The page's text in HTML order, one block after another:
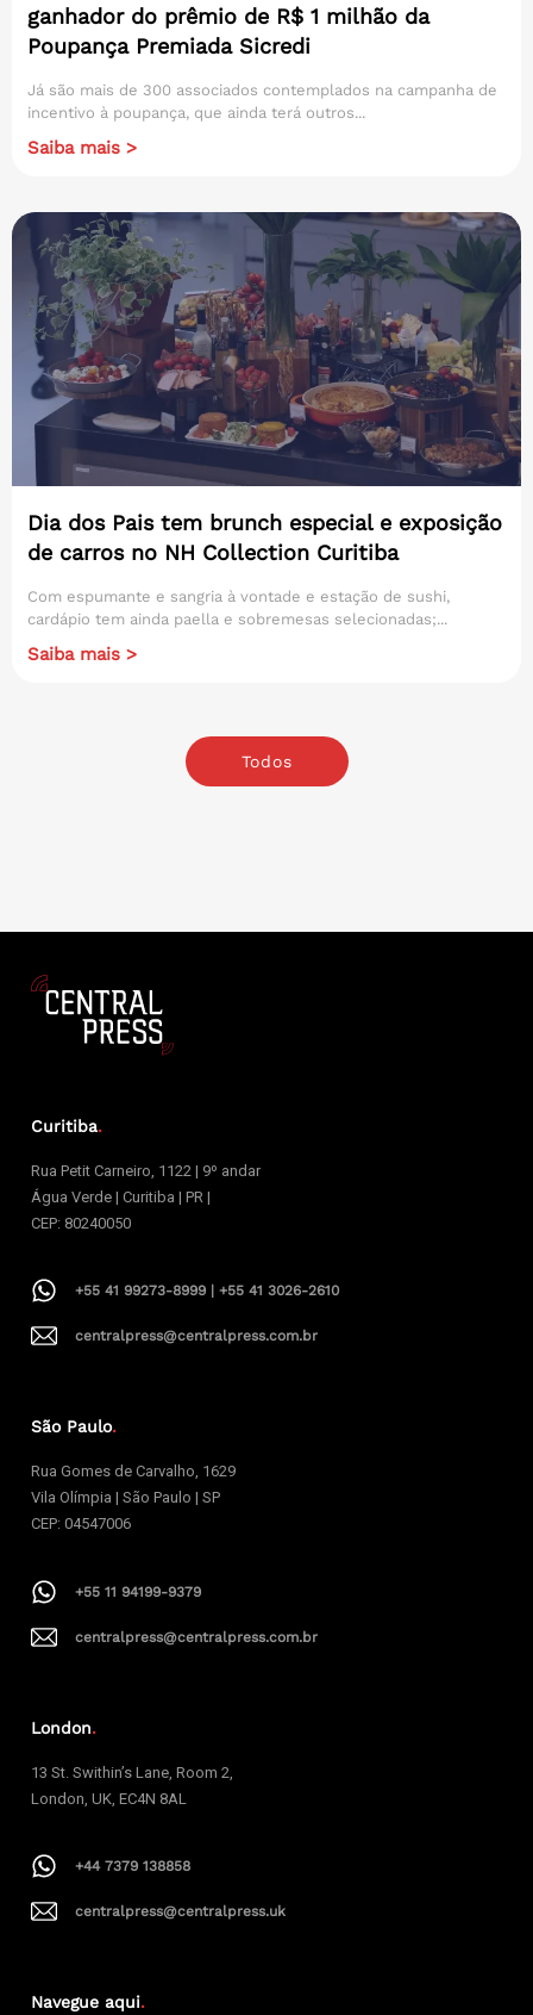
ganhador do prêmio de R$ 1 milhão da
Poupança Premiada Sicredi
Já são mais de 300 associados contemplados na campanha de
incentivo à poupança, que ainda terá outros...
Saiba mais >
Dia dos Pais tem brunch especial e exposição
de carros no NH Collection Curitiba
Com espumante e sangria à vontade e estação de sushi,
cardápio tem ainda paella e sobremesas selecionadas;...
Saiba mais >
Todos
Curitiba.
Rua Petit Carneiro, 1122 | 9º andar
Água Verde | Curitiba | PR |
CEP: 80240050
+55 41 99273-8999 | +55 41 3026-2610
centralpress@centralpress.com.br
São Paulo.
Rua Gomes de Carvalho, 1629
Vila Olímpia | São Paulo | SP
CEP: 04547006
+55 11 94199-9379
centralpress@centralpress.com.br
London.
13 St. Swithin’s Lane, Room 2,
London, UK, EC4N 8AL
+44 7379 138858
centralpress@centralpress.uk
Navegue aqui.